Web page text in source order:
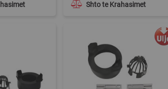
Shto te Krahasimet